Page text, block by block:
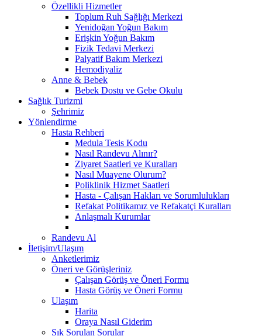
Özellikli Hizmetler
Toplum Ruh Sağlığı Merkezi
Yenidoğan Yoğun Bakım
Erişkin Yoğun Bakım
Fizik Tedavi Merkezi
Palyatif Bakım Merkezi
Hemodiyaliz
Anne & Bebek
Bebek Dostu ve Gebe Okulu
Sağlık Turizmi
Şehrimiz
Yönlendirme
Hasta Rehberi
Medula Tesis Kodu
Nasıl Randevu Alınır?
Ziyaret Saatleri ve Kuralları
Nasıl Muayene Olurum?
Poliklinik Hizmet Saatleri
Hasta - Çalışan Hakları ve Sorumlulukları
Refakat Politikamız ve Refakatçi Kuralları
Anlaşmalı Kurumlar
Randevu Al
İletişim/Ulaşım
Anketlerimiz
Öneri ve Görüşleriniz
Çalışan Görüş ve Öneri Formu
Hasta Görüş ve Öneri Formu
Ulaşım
Harita
Oraya Nasıl Giderim
Sık Sorulan Sorular